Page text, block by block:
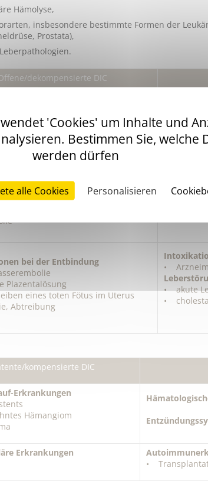
Hämolyse,
insbesondere bestimmte Formen der
Prostata),
dekompensierte DIC
Bakterien (Endotoxine)
Bakterien (Mukopolysaccharide)
•
•
•
(Verbrennung,
•
bei der Entbindung
Plazentalösung
eines toten Fötus im Uterus
Abtreibung
•
• akute
•
kompensierte DIC
Erkrankungen
Hämangiom
Erkrankungen
•
'Cookies' um Inhalte und
Bestimmen Sie, welche
werden dürfen
alle Cookies Personalisieren